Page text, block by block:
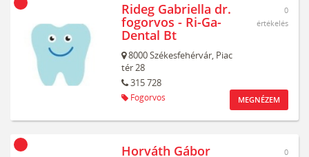
Rideg Gabriella dr.
fogorvos - Ri-Ga-
Dental Bt
8000Székesfehérvár, Piac
tér 28
315 728
Fogorvos
0
értékelés
MEGNÉZEM
Horváth Gábor
0